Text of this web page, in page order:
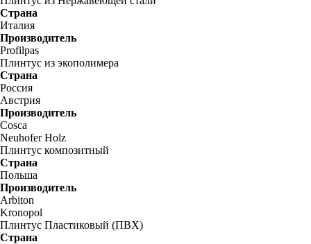
Страна
Италия
Производитель
Profilpas
Плинтус из экополимера
Страна
Россия
Австрия
Производитель
Cosca
Neuhofer Holz
Плинтус композитный
Страна
Польша
Производитель
Arbiton
Kronopol
Плинтус Пластиковый (ПВХ)
Страна